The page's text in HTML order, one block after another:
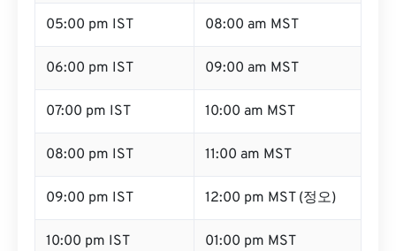
05:00 pm IST 08:00 am MST
06:00 pm IST 09:00 am MST
07:00 pm IST 10:00 am MST
08:00 pm IST 11:00 am MST
09:00 pm IST 12:00 pm MST (정오)
10:00 pm IST 01:00 pm MST